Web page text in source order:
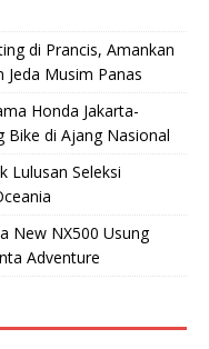
di Prancis, Amankan
Jeda Musim Panas
Honda Jakarta-
Bike di Ajang Nasional
Lulusan Seleksi
New NX500 Usung
Adventure